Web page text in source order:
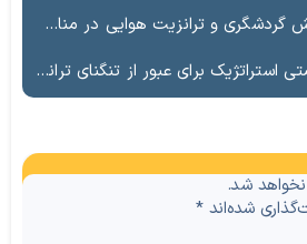
در مناطق آزاد؛ هم‌افزایی راهبردی «کیش‌ایر» و «شهر فرودگاهی امام خمینی‌(ره)»
استراتژیک برای عبور از تنگنای ترانزیتی
شد.
شده‌اند*